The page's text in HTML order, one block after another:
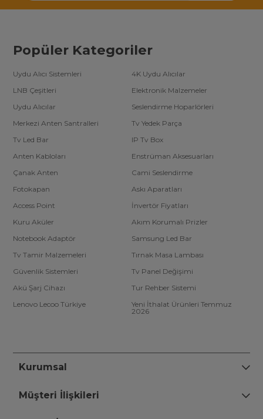
Popüler Kategoriler
Uydu Alıcı Sistemleri
4K Uydu Alıcılar
LNB Çeşitleri
Elektronik Malzemeler
Uydu Alıcılar
Seslendirme Hoparlörleri
Merkezi Anten Santralleri
Tv Yedek Parça
Tv Led Bar
IP Tv Box
Anten Kabloları
Enstrüman Aksesuarları
Çanak Anten
Cami Seslendirme
Fotokapan
Askı Aparatları
Access Point
İnvertör Fiyatları
Kuru Aküler
Akım Korumalı Prizler
Notebook Adaptör
Samsung Led Bar
Tv Tamir Malzemeleri
Tırnak Masa Lambası
Güvenlik Sistemleri
Tv Panel Değişimi
Akü Şarj Cihazı
Tur Rehber Sistemi
Lenovo Lecoo Türkiye
Yeni İthalat Ürünleri Temmuz
2026
Kurumsal
Müşteri İlişkileri